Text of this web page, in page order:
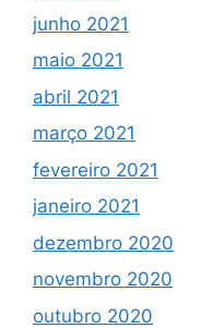
junho 2021
maio 2021
abril 2021
março 2021
fevereiro 2021
janeiro 2021
dezembro 2020
novembro 2020
outubro 2020